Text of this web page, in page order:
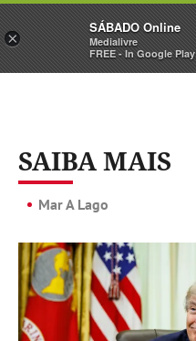
Sábado
SAIBA MAIS
Mar A Lago
×
SÁBADO Online
Medialivre
FREE - In Google Play